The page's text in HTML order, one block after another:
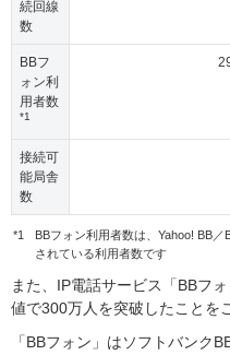
続回線
数
BBフ
ォン利
用者数
*1
接続可
能局舎
数
*1
BBフォン利用者数は、Yahoo! BB
されている利用者数です
また、IP電話サービス「BBフ
値で300万人を突破したことを
「BBフォン」はソフトバンク